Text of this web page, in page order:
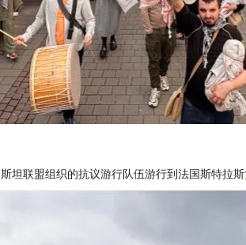
坦联盟组织的抗议游行队伍游行到法国斯特拉